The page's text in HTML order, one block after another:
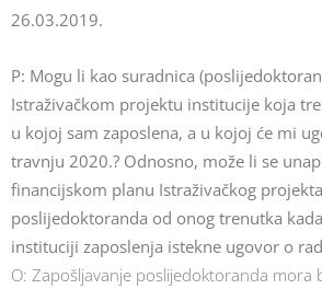
26.03.2019.
P: Mogu li kao suradnica
Istraživačkom projektu institucije koja
u kojoj sam zaposlena, a u kojoj će mi
travnju 2020.? Odnosno, može li se
financijskom planu Istraživačkog
poslijedoktoranda od onog trenutka
instituciji zaposlenja istekne ugovor o
O: Zapošljavanje poslijedoktoranda mora